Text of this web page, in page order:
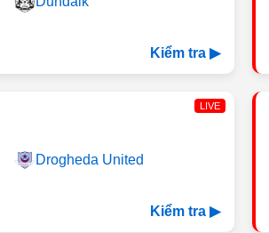
Kiểm tra ▶
LIVE
Drogheda United
Kiểm tra ▶